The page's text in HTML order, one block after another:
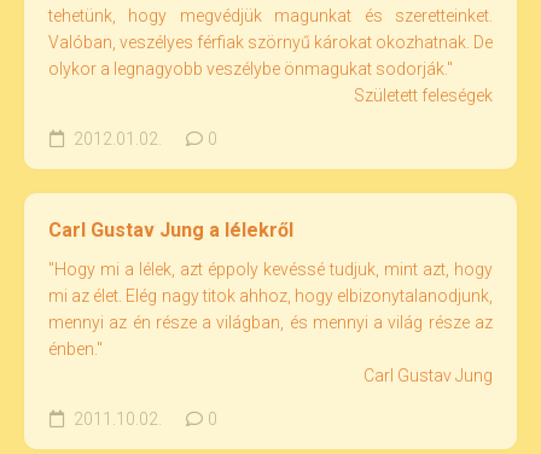
tehetünk, hogy megvédjük magunkat és szeretteinket.
Valóban, veszélyes férfiak szörnyű károkat okozhatnak. De
olykor a legnagyobb veszélybe önmagukat sodorják."
Született feleségek
2012.01.02. 0
Carl Gustav Jung a lélekről
"Hogy mi a lélek, azt éppoly kevéssé tudjuk, mint azt, hogy
mi az élet. Elég nagy titok ahhoz, hogy elbizonytalanodjunk,
mennyi az én része a világban, és mennyi a világ része az
énben."
Carl Gustav Jung
2011.10.02. 0